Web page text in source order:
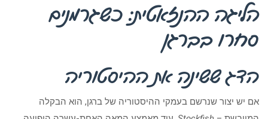
הליגה ההנזאטית: כשגרמנים
סחרו בברגן
הדג ששינה את ההיסטוריה
אם יש יצור שנרשם בעמקי ההיסטוריה של ברגן, הוא הבקלה